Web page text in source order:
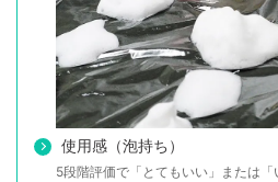
使用感（泡持ち）
5段階評価で「とてもいい」または